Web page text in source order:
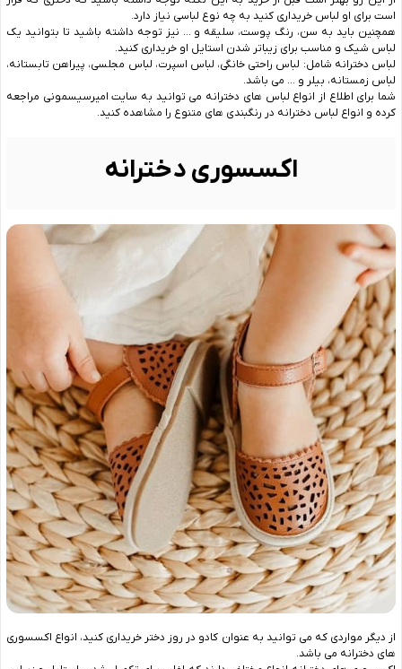
است برای او لباس خریداری کنید به چه نوع لباسی نیاز دارد.
همچنین باید به سن، رنگ پوست، سلیقه و … نیز توجه داشته باشید تا بتوانید یک
لباس شیک و مناسب برای زیباتر شدن استایل او خریداری کنید.
لباس دخترانه شامل: لباس راحتی خانگی، لباس اسپرت، لباس مجلسی، پیراهن تابستانه،
لباس زمستانه، بیلر و … می باشد.
شما برای اطلاع از انواع لباس های دخترانه می توانید به سایت امیرسیسمونی مراجعه
کرده و انواع لباس دخترانه در رنگبندی های متنوع را مشاهده کنید.
اکسسوری دخترانه
از دیگر مواردی که می توانید به عنوان کادو در روز دختر خریداری کنید، انواع اکسسوری
های دخترانه می باشد.